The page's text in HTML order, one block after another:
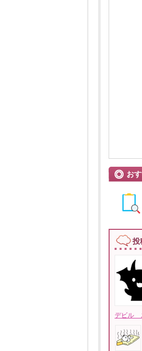
お
投
デビル